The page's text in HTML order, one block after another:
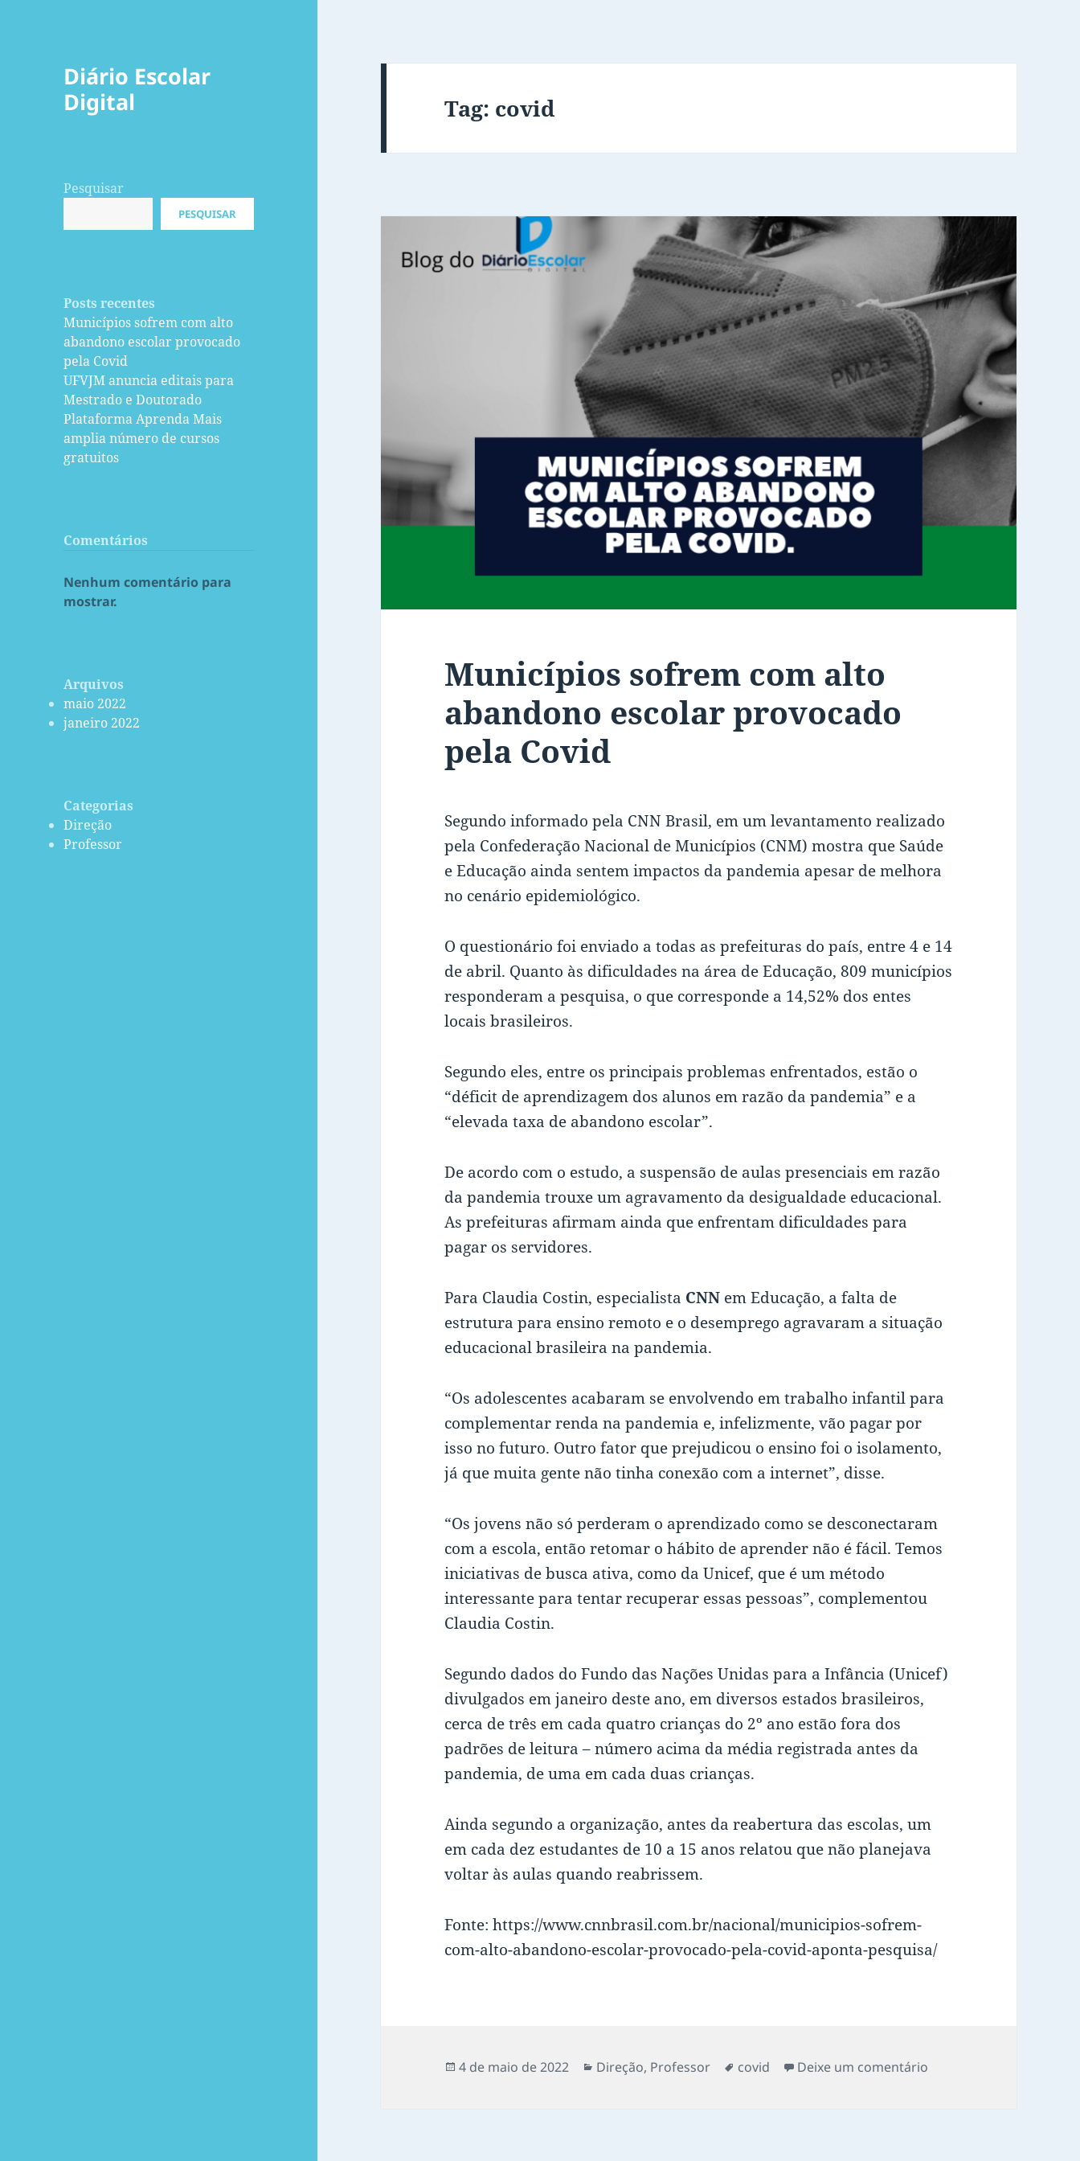
Diário Escolar
Digital
Pesquisar
PESQUISAR
Posts recentes
Municípios sofrem com alto
abandono escolar provocado
pela Covid
UFVJM anuncia editais para
Mestrado e Doutorado
Plataforma Aprenda Mais
amplia número de cursos
gratuitos
Comentários
Nenhum comentário para
mostrar.
Arquivos
maio 2022
janeiro 2022
Categorias
Direção
Professor
Tag: covid
Municípios sofrem com alto
abandono escolar provocado
pela Covid
Segundo informado pela CNN Brasil, em um levantamento realizado
pela Confederação Nacional de Municípios (CNM) mostra que Saúde
e Educação ainda sentem impactos da pandemia apesar de melhora
no cenário epidemiológico.
O questionário foi enviado a todas as prefeituras do país, entre 4 e 14
de abril. Quanto às dificuldades na área de Educação, 809 municípios
responderam a pesquisa, o que corresponde a 14,52% dos entes
locais brasileiros.
Segundo eles, entre os principais problemas enfrentados, estão o
“déficit de aprendizagem dos alunos em razão da pandemia” e a
“elevada taxa de abandono escolar”.
De acordo com o estudo, a suspensão de aulas presenciais em razão
da pandemia trouxe um agravamento da desigualdade educacional.
As prefeituras afirmam ainda que enfrentam dificuldades para
pagar os servidores.
Para Claudia Costin, especialista CNN em Educação, a falta de
estrutura para ensino remoto e o desemprego agravaram a situação
educacional brasileira na pandemia.
“Os adolescentes acabaram se envolvendo em trabalho infantil para
complementar renda na pandemia e, infelizmente, vão pagar por
isso no futuro. Outro fator que prejudicou o ensino foi o isolamento,
já que muita gente não tinha conexão com a internet”, disse.
“Os jovens não só perderam o aprendizado como se desconectaram
com a escola, então retomar o hábito de aprender não é fácil. Temos
iniciativas de busca ativa, como da Unicef, que é um método
interessante para tentar recuperar essas pessoas”, complementou
Claudia Costin.
Segundo dados do Fundo das Nações Unidas para a Infância (Unicef)
divulgados em janeiro deste ano, em diversos estados brasileiros,
cerca de três em cada quatro crianças do 2º ano estão fora dos
padrões de leitura – número acima da média registrada antes da
pandemia, de uma em cada duas crianças.
Ainda segundo a organização, antes da reabertura das escolas, um
em cada dez estudantes de 10 a 15 anos relatou que não planejava
voltar às aulas quando reabrissem.
Fonte: https://www.cnnbrasil.com.br/nacional/municipios-sofrem-
com-alto-abandono-escolar-provocado-pela-covid-aponta-pesquisa/
Publicado
4 de maio de 2022 Categorias
Direção, Professor Tags
covid Deixe um comentário